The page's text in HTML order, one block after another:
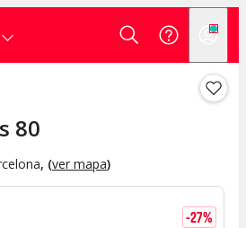
80
, (ver mapa)
-27%